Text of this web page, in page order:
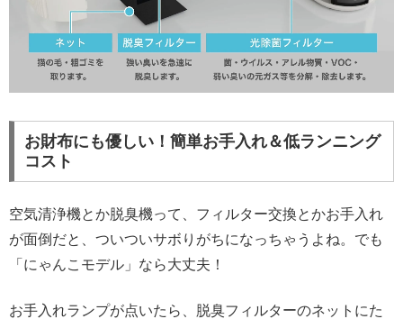
お財布にも優しい！簡単お手入れ＆低ランニング
コスト
空気清浄機とか脱臭機って、フィルター交換とかお手入れ
が面倒だと、ついついサボりがちになっちゃうよね。でも
「にゃんこモデル」なら大丈夫！
お手入れランプが点いたら、脱臭フィルターのネットにた